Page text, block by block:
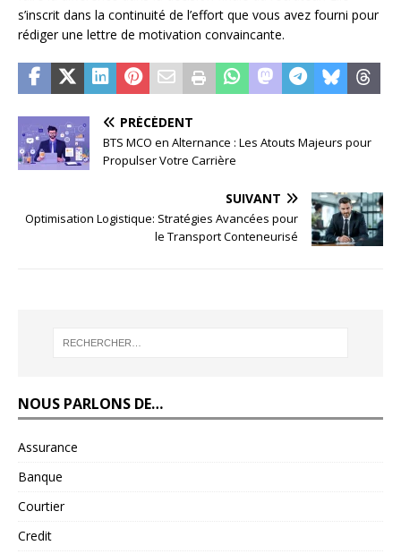
s’inscrit dans la continuité de l’effort que vous avez fourni pour
rédiger une lettre de motivation convaincante.
PRÉCÉDENT
BTS MCO en Alternance : Les Atouts Majeurs pour
Propulser Votre Carrière
SUIVANT
Optimisation Logistique: Stratégies Avancées pour
le Transport Conteneurisé
NOUS PARLONS DE…
Assurance
Banque
Courtier
Credit